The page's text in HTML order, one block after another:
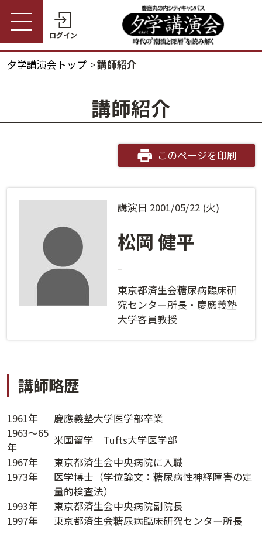
ログイン
パスワード
ログインヘルプ
に同意の上ご利用ください。
法人会員システムご利用の方へ
夕学講演会トップ 講師紹介
講師紹介
このページを印刷
講演日 2001/05/22 (火)
松岡 健平
東京都済生会糖尿病臨床研
究センター所長・慶應義塾
大学客員教授
講師略歴
1961年
慶應義塾大学医学部卒業
1963～65
年
米国留学 Tufts大学医学部
1967年
東京都済生会中央病院に入職
1973年
医学博士（学位論文：糖尿病性神経障害の定
量的検査法）
1993年
東京都済生会中央病院副院長
1997年
東京都済生会糖尿病臨床研究センター所長
夕学講演会とは
開催概要
受講料金・割引制度
資料請求
ご利用ガイド
お問い合わせ
法人会員のご案内